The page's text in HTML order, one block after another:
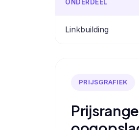
ONDERDEEL
Linkbuilding
PRIJSGRAFIEK